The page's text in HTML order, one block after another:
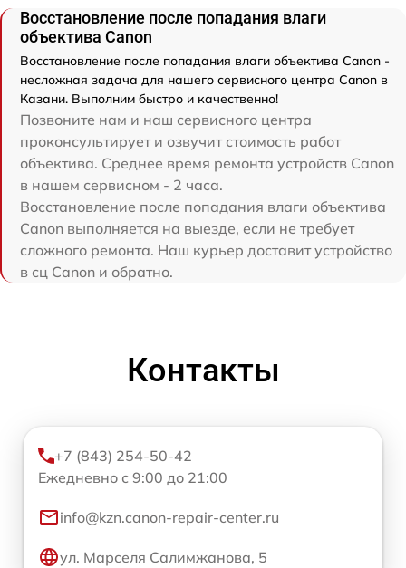
Восстановление после попадания влаги
объектива Canon
Восстановление после попадания влаги объектива Canon -
несложная задача для нашего сервисного центра Canon в
Казани. Выполним быстро и качественно!
Позвоните нам и наш сервисного центра
проконсультирует и озвучит стоимость работ
объектива. Среднее время ремонта устройств Canon
в нашем сервисном - 2 часа.
Восстановление после попадания влаги объектива
Canon выполняется на выезде, если не требует
сложного ремонта. Наш курьер доставит устройство
в сц Canon и обратно.
Контакты
+7 (843) 254-50-42
Ежедневно с 9:00 до 21:00
info@kzn.canon-repair-center.ru
ул. Марселя Салимжанова, 5